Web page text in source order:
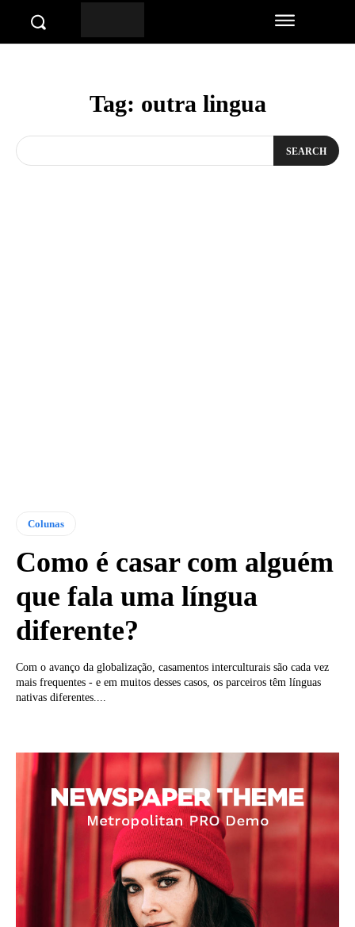
Tag: outra lingua
SEARCH
Colunas
Como é casar com alguém
que fala uma língua
diferente?
Com o avanço da globalização, casamentos interculturais são cada vez
mais frequentes - e em muitos desses casos, os parceiros têm línguas
nativas diferentes....